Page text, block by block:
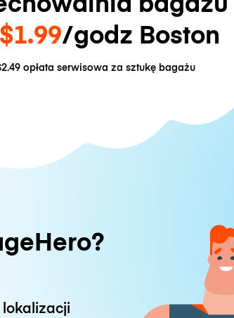
$1.99/godz Boston
opłata serwisowa za sztukę bagażu